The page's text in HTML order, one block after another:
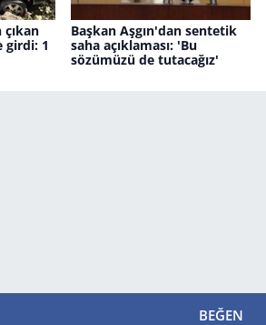
girdi: 1
Başkan Aşgın'dan sentetik
saha açıklaması: 'Bu
sözümüzü de tutacağız'
BEĞEN